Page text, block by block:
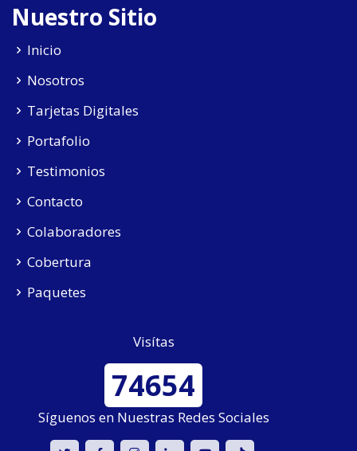
Nuestro Sitio
Inicio
Nosotros
Tarjetas Digitales
Portafolio
Testimonios
Contacto
Colaboradores
Cobertura
Paquetes
Visítas
74654
Síguenos en Nuestras Redes Sociales